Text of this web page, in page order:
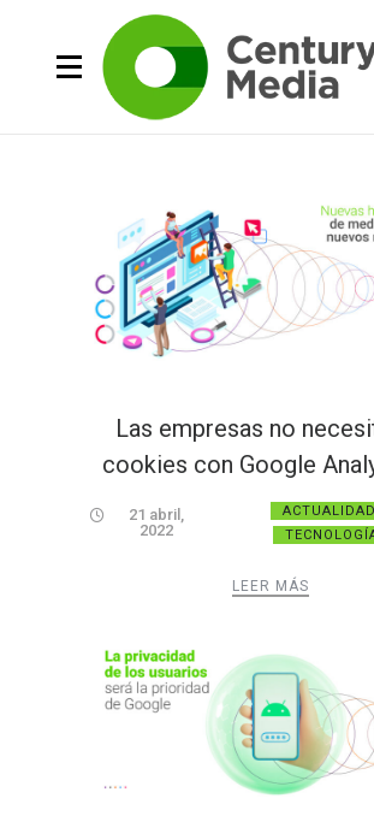
Las empresas no
cookies con Google
21 abril,
2022
ACTUALIDAD
LEER MÁS